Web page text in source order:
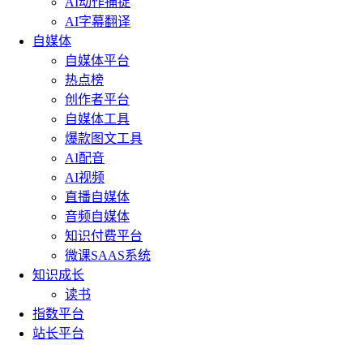
AI字幕翻译
自媒体
自媒体平台
热点榜
创作者平台
自媒体工具
爆款图文工具
AI配音
AI视频
直播自媒体
音频自媒体
知识付费平台
微课SAAS系统
知识成长
读书
指数平台
站长平台